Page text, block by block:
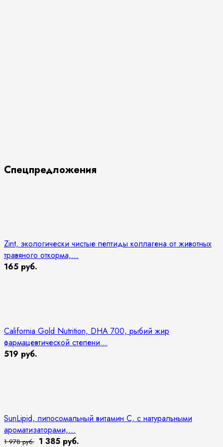
Спецпредложения
Zint, экологически чистые пептиды коллагена от животных
травяного откорма,...
165 руб.
California Gold Nutrition, DHA 700, рыбий жир
фармацевтической степени...
519 руб.
SunLipid, липосомальный витамин C, с натуральными
ароматизаторами,...
1 978 руб. 1 385 руб.